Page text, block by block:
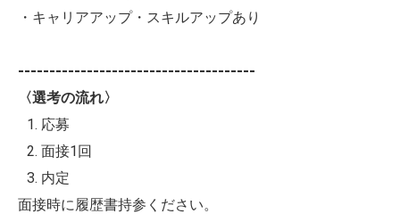
・キャリアアップ・スキルアップあり
--------------------------------------
〈選考の流れ〉
応募
面接1回
内定
面接時に履歴書持参ください。